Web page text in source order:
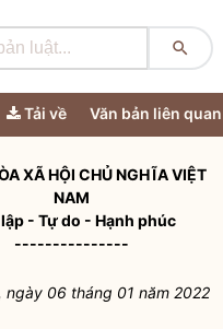

Tải về Văn bản liên quan
XÃ HỘI CHỦ NGHĨA VIỆT
NAM
- Tự do - Hạnh phúc
---------------
ngày 06 tháng 01 năm 2022